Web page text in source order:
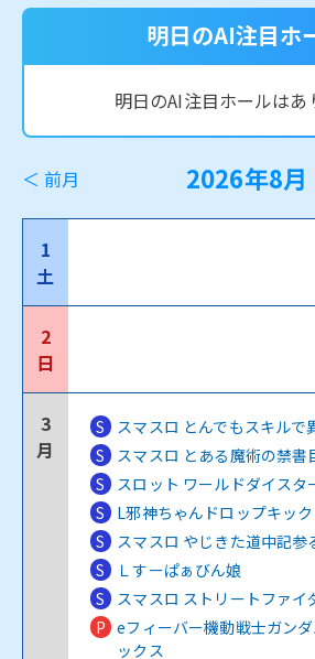
明日のAI注目ホ
明日のAI注目ホールはあ
＜ 前月 2026年8月
1
土
2
日
3
月
S
スマスロ とんでもスキルで
S
スマスロ とある魔術の禁書
S
スロット ワールドダイスタ
S
L邪神ちゃんドロップキック
S
スマスロ やじきた道中記参
S
Ｌすーぱぁびん娘
S
スマスロ ストリートファイ
P eフィーバー機動戦士ガン
ックス